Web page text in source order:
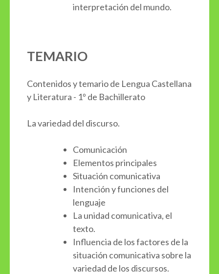
interpretación del mundo.
TEMARIO
Contenidos y temario de Lengua Castellana
y Literatura - 1º de Bachillerato
La variedad del discurso.
Comunicación
Elementos principales
Situación comunicativa
Intención y funciones del
lenguaje
La unidad comunicativa, el
texto.
Influencia de los factores de la
situación comunicativa sobre la
variedad de los discursos.